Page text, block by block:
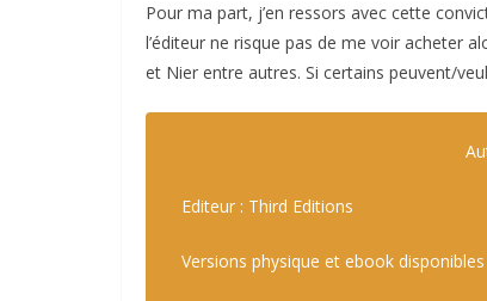
Pour ma part, j’en ressors avec cette
l’éditeur ne risque pas de me voir acheter
et Nier entre autres. Si certains peuvent/
Editeur : Third Editions
Versions physique et ebook disponibles